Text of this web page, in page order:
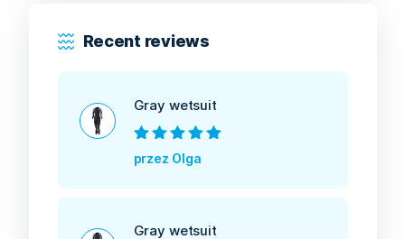
Recent reviews
Gray wetsuit
Oceniono5
5
przez Olga
Gray wetsuit